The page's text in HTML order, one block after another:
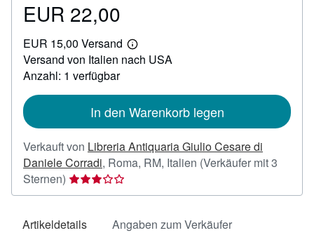
Preis
22,00
EUR 22,00
EUR 15,00 Versand
Weitere
Informationen
Versand von Italien nach USA
Anzahl: 1 verfügbar
In den Warenkorb legen
Verkauft von Libreria Antiquaria Giulio Cesare di
Daniele Corradi, Roma, RM, Italien (Verkäufer mit 3
Sternen) Verkäuferbewertung
3
5
Artikeldetails Angaben zum Verkäufer